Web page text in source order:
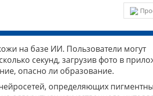
на базе ИИ. Пользователи могут
секунд, загрузив фото в
опасно ли образование.
определяющих